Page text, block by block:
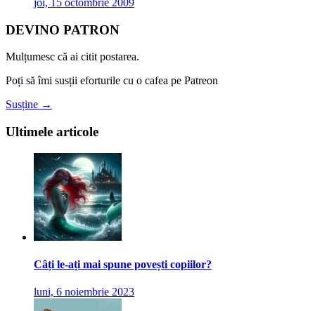
joi, 15 octombrie 2009
DEVINO PATRON
Mulțumesc că ai citit postarea.
Poți să îmi susții eforturile cu o cafea pe Patreon
Susține →
Ultimele articole
Câți le-ați mai spune povești copiilor?
luni, 6 noiembrie 2023